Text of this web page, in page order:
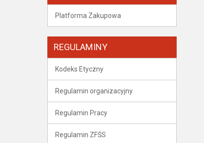
Platforma Zakupowa
REGULAMINY
Kodeks Etyczny
Regulamin organizacyjny
Regulamin Pracy
Regulamin ZFŚS